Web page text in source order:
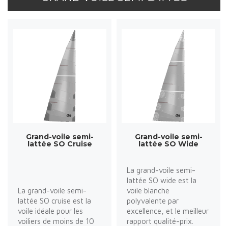
Grand-voile semi-
lattée SO Cruise
La grand-voile semi-
lattée SO cruise est la
voile idéale pour les
voiliers de moins de 10
Grand-voile semi-
lattée SO Wide
La grand-voile semi-
lattée SO wide est la
voile blanche
polyvalente par
excellence, et le meilleur
rapport qualité-prix.